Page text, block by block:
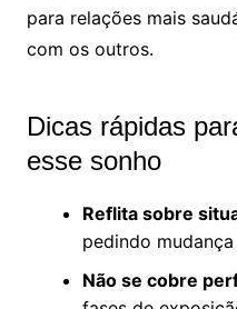
para relações mais
com os outros.
Dicas rápidas
esse sonho
Reflita sobre
pedindo
Não se cobre